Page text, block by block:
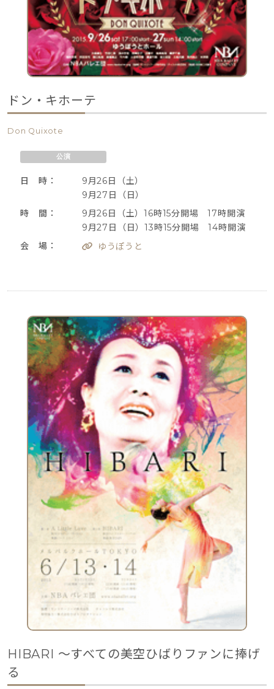
ドン・キホーテ
Don Quixote
公演
日 時：
9月26日（土）
9月27日（日）
時 間：
9月26日（土）16時15分開場 17時開演
9月27日（日）13時15分開場 14時開演
会 場：
ゆうぽうと
HIBARI ～すべての美空ひばりファンに捧げ
る